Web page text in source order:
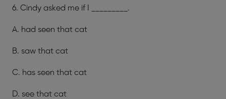
6. Cindy asked me if I _________.
A. had seen that cat
B. saw that cat
C. has seen that cat
D. see that cat